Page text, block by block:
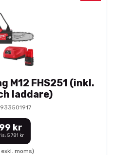
M12 FHS251 (inkl.
laddare)
kr
5 781 kr
moms)